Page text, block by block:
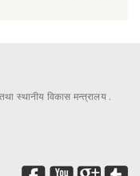
स्थानीय विकास मन्त्रालय .